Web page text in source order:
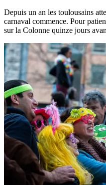
Depuis un an les toulousains
carnaval commence. Pour
sur la Colonne quinze jours